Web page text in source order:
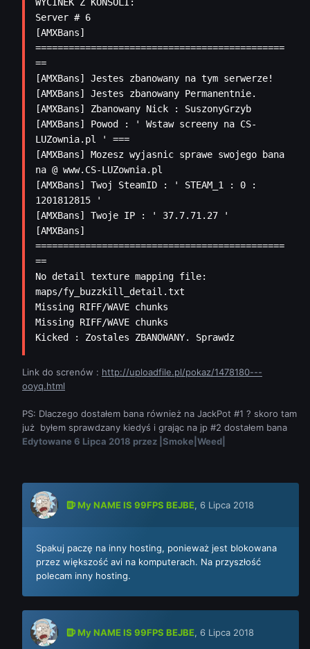
Server # 6
[AMXBans]
=============================================
==
[AMXBans] Jestes zbanowany na tym serwerze!
[AMXBans] Jestes zbanowany Permanentnie.
[AMXBans] Zbanowany Nick : SuszonyGrzyb
[AMXBans] Powod : ' Wstaw screeny na CS-
LUZownia.pl ' ===
[AMXBans] Mozesz wyjasnic sprawe swojego bana
na @ www.CS-LUZownia.pl
[AMXBans] Twoj SteamID : ' STEAM_1 : 0 :
1201812815 '
[AMXBans] Twoje IP : ' 37.7.71.27 '
[AMXBans]
=============================================
==
No detail texture mapping file:
maps/fy_buzzkill_detail.txt
Missing RIFF/WAVE chunks
Missing RIFF/WAVE chunks
Link do screnów : http://uploadfile.pl/pokaz/1478180---
ooyq.html
PS: Dlaczego dostałem bana również na JackPot #1 ? skoro tam
już byłem sprawdzany kiedyś i grając na jp #2 dostałem bana
Edytowane 6 Lipca 2018 przez |Smoke|Weed|
My NAME IS 99FPS BEJBE, 6 Lipca 2018
Spakuj paczę na inny hosting, ponieważ jest blokowana
przez większość avi na komputerach. Na przyszłość
polecam inny hosting.
My NAME IS 99FPS BEJBE, 6 Lipca 2018